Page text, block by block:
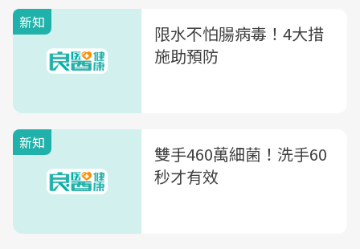
新知
限水不怕腸病毒！4大措
施助預防
新知
雙手460萬細菌！洗手60
秒才有效